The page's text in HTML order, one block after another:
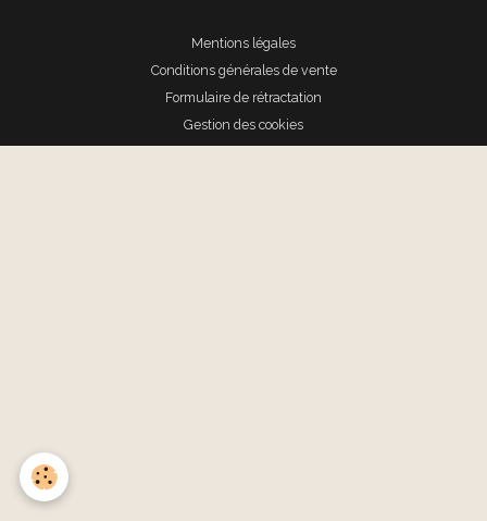
Mentions légales
Conditions générales de vente
Formulaire de rétractation
Gestion des cookies